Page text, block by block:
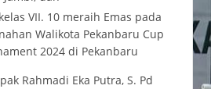
VII. 10 meraih Emas pada
Walikota Pekanbaru Cup
2024 di Pekanbaru
Rahmadi Eka Putra, S. Pd